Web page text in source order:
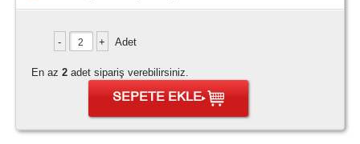
Adet
En az 2adet sipariş verebilirsiniz.
SEPETE EKLE